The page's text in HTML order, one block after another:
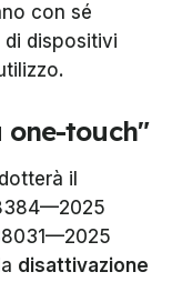
con sé
dispositivi
touch"
il
disattivazione